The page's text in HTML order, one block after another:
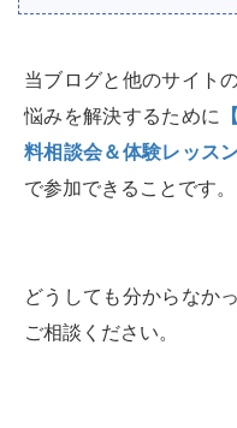
当ブログと他のサイト
悩みを解決するために
料相談会＆体験レッス
で参加できることです。
どうしても分からなか
ご相談ください。